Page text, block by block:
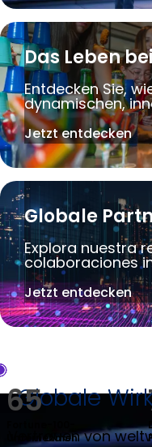
Das Leben
Entdecken Sie,
dynamischen,
Jetzt entdecken
Globale
Explora nuestra
colaboraciones
Jetzt entdecken
Globale
Vertrauen von
65
Unternehmen